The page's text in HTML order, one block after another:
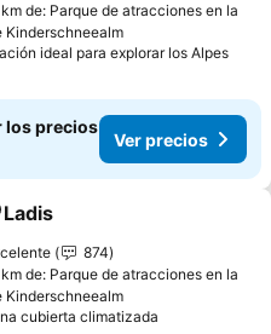
de: Parque de atracciones en la
Kinderschneealm
ideal para explorar los Alpes
los precios
Ver precios
a favoritos
Ladis
874
de: Parque de atracciones en la
Kinderschneealm
cubierta climatizada